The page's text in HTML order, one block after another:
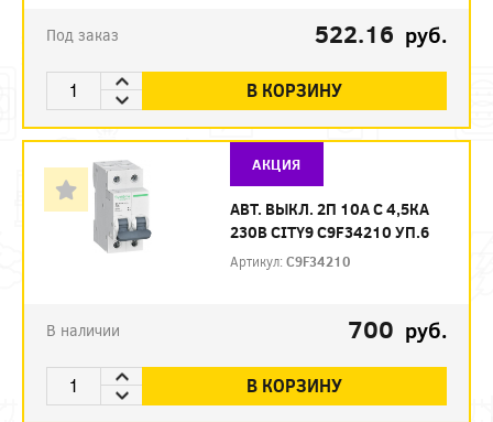
Под заказ 522.16 руб.
В КОРЗИНУ
АКЦИЯ
АВТ. ВЫКЛ. 2П 10А С 4,5КА
230В CITY9 C9F34210 УП.6
Артикул:C9F34210
В наличии 700 руб.
В КОРЗИНУ